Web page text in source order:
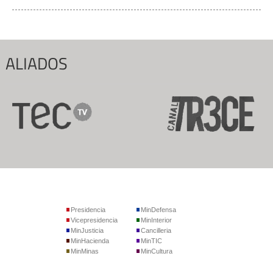
ALIADOS
Presidencia
Vicepresidencia
MinJusticia
MinDefensa
MinInterior
Cancilleria
MinHacienda
MinMinas
MinTIC
MinCultura